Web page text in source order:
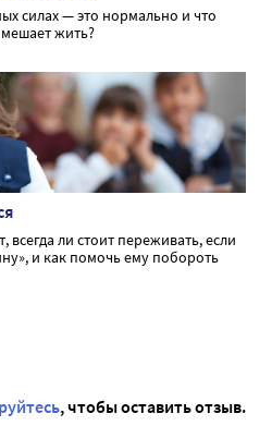
силах — это нормально и что
мешает жить?
всегда ли стоит переживать, если
и как помочь ему побороть
, чтобы оставить отзыв.